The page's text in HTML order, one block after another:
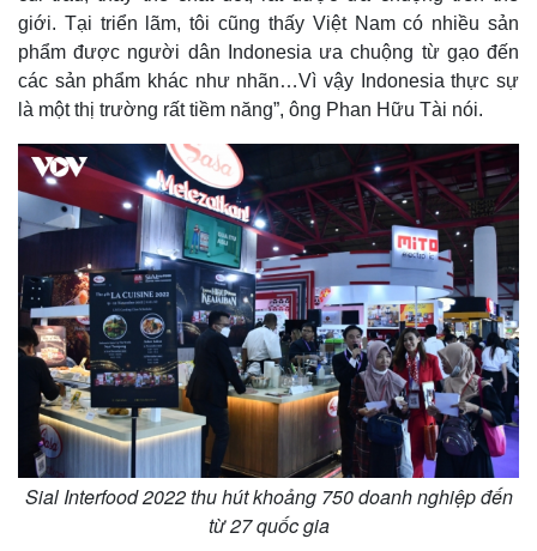
Doanh nghiệp
Thông tin doanh nghiệp
Doanh nghiệp 24h
Doanh nhân
Vì cộng đồng
Công nghệ
Sành điệu
Tin Công nghệ
Trải nghiệm
Chuyển đổi số
giới. Tại triển lãm, tôi cũng thấy Việt Nam có nhiều sản
phẩm được người dân Indonesia ưa chuộng từ gạo đến
các sản phẩm khác như nhãn…Vì vậy Indonesia thực sự
là một thị trường rất tiềm năng”, ông Phan Hữu Tài nói.
Sial Interfood 2022 thu hút khoảng 750 doanh nghiệp đến
từ 27 quốc gia